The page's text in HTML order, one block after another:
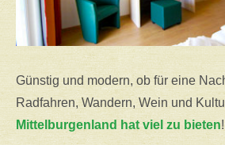
Günstig und modern, ob für eine
Radfahren, Wandern, Wein und
Mittelburgenland hat viel zu bieten!